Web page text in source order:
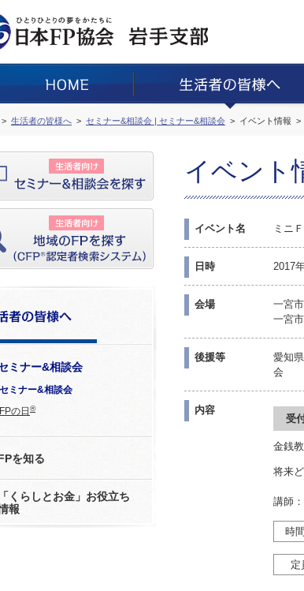
生活者の皆様へ セミナー&相談会 | セミナー&相談会 イベント情報
ミナー&相談会
セミナー&相談会
FPの日 ®
を知る
「くらしとお金」お役立ち
報
イベント
イベント名 ミニ
日時 2017
会場
一宮
一宮
後援等
愛知
会
内容
受
金銭
将来
講師
時
定